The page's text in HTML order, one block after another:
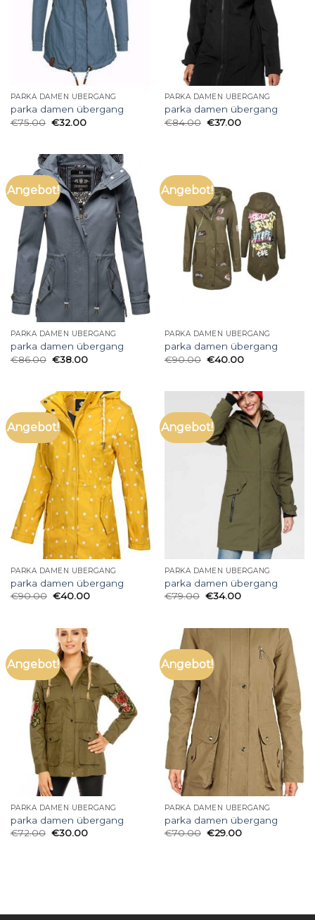
PARKA DAMEN ÜBERGANG
parka damen übergang
€75.00 €32.00
PARKA DAMEN ÜBERGANG
parka damen übergang
€84.00 €37.00
Angebot!
PARKA DAMEN ÜBERGANG
parka damen übergang
€86.00 €38.00
Angebot!
PARKA DAMEN ÜBERGANG
parka damen übergang
€90.00 €40.00
Angebot!
PARKA DAMEN ÜBERGANG
parka damen übergang
€90.00 €40.00
Angebot!
PARKA DAMEN ÜBERGANG
parka damen übergang
€79.00 €34.00
Angebot!
PARKA DAMEN ÜBERGANG
parka damen übergang
€72.00 €30.00
Angebot!
PARKA DAMEN ÜBERGANG
parka damen übergang
€70.00 €29.00